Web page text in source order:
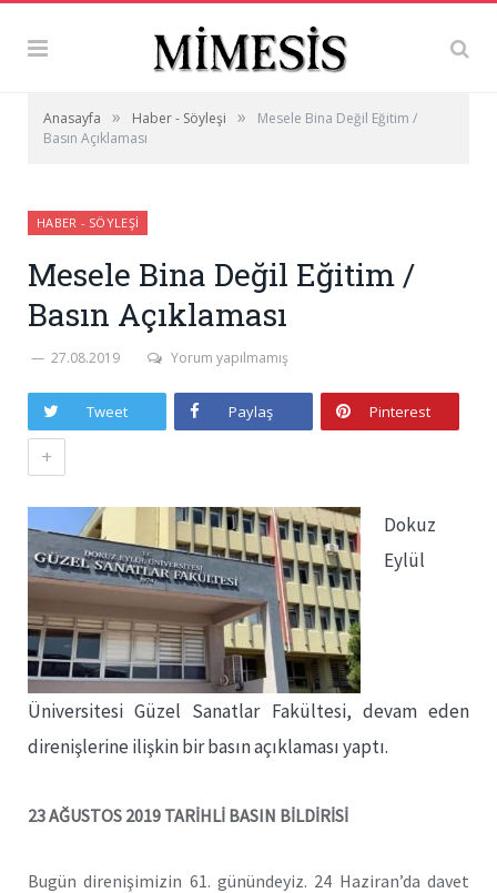
Anasayfa » Haber - Söyleşi »
Mesele Bina Değil Eğitim /
Basın Açıklaması
HABER - SÖYLEŞI
Mesele Bina Değil Eğitim /
Basın Açıklaması
27.08.2019 Yorum yapılmamış
Tweet Paylaş Pinterest
+
Dokuz
Eylül
Üniversitesi Güzel Sanatlar Fakültesi, devam eden
direnişlerine ilişkin bir basın açıklaması yaptı.
23 AĞUSTOS 2019 TARİHLİ BASIN BİLDİRİSİ
Bugün direnişimizin 61. günündeyiz. 24 Haziran’da davet